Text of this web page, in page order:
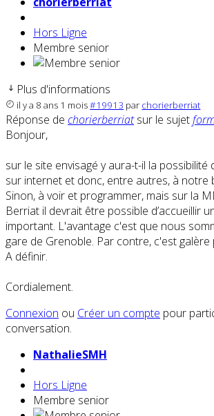
Hors Ligne
Membre senior
Plus d'informations
il y a 8 ans 1 mois#19913 par chorierberriat
Réponse de chorierberriatsur le sujet
Bonjour,
sur le site envisagé y aura-t-il la
sur internet et donc, entre autres, à notre
Sinon, à voir et programmer, mais sur la
Berriat il devrait être possible d’accueillir
important. L'avantage c'est que nous
gare de Grenoble. Par contre, c'est
A définir.
Cordialement.
Connexion ou Créer un compte pour
conversation.
NathalieSMH
Hors Ligne
Membre senior